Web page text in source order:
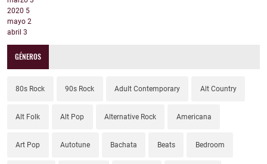
2020 5
mayo 2
abril 3
GÉNEROS
80s Rock 90s Rock Adult Contemporary Alt Country
Alt Folk Alt Pop Alternative Rock Americana
Art Pop Autotune Bachata Beats Bedroom